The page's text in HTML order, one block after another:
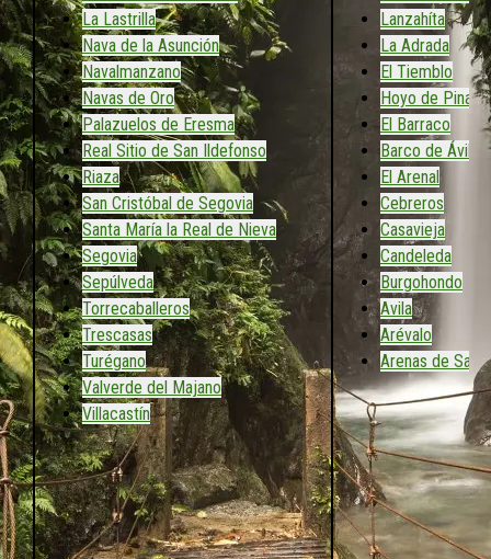
La Lastrilla
Nava de la Asunción
Navalmanzano
Navas de Oro
Palazuelos de Eresma
Real Sitio de San Ildefonso
Riaza
San Cristóbal de Segovia
Santa María la Real de Nieva
Segovia
Sepúlveda
Torrecaballeros
Trescasas
Turégano
Valverde del Majano
Villacastín
Lanzahíta
La Adrada
El Tiemblo
Hoyo de
El Barraco
Barco de Ávila
El Arenal
Cebreros
Casavieja
Candeleda
Burgohondo
Avila
Arévalo
Arenas de San